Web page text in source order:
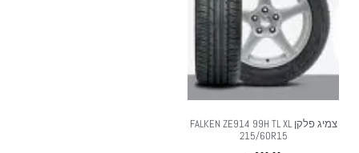
צמיג פלקן FALKEN ZE914 99H TL XL
215/60R15